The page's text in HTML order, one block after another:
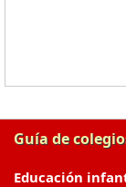
Guía de
Educación